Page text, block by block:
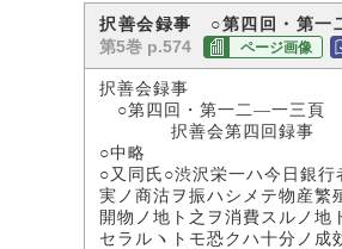
択善会録事 ○第四回・第一
第5巻 p.574
ページ画像
択善会録事
○第四回・第一二―一三頁
択善会第四回録事
○中略
○又同氏○渋沢栄一ハ今日銀
実ノ商沽ヲ振ハシメテ物産繁
開物ノ地ト之ヲ消費スルノ
セラルヽトモ恐クハ十分ノ成